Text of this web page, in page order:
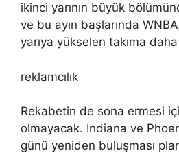
ikinci yarının büyük
ve bu ayın başlarında
yarıya yükselen takıma
reklamcılık
Rekabetin de sona ermesi
olmayacak. Indiana ve
günü yeniden buluşması